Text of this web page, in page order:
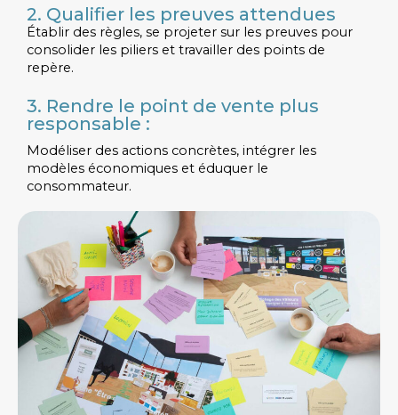
2. Qualifier les preuves attendues
Établir des règles, se projeter sur les preuves pour
consolider les piliers et travailler des points de
repère.
3. Rendre le point de vente plus
responsable :
Modéliser des actions concrètes, intégrer les
modèles économiques et éduquer le
consommateur.